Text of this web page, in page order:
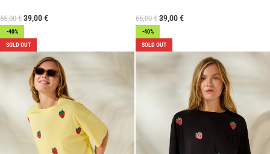
65,00€ 39,00€ 65,00€ 39,00€
-40%
SOLD OUT
-40%
SOLD OUT